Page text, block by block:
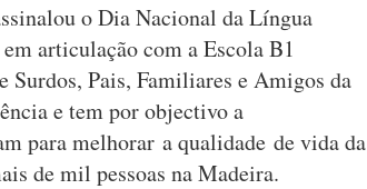
o Dia Nacional da Língua
articulação com a Escola B1
Surdos, Pais, Familiares e Amigos da
e tem por objectivo a
para melhorar a qualidade de vida da
de mil pessoas na Madeira.